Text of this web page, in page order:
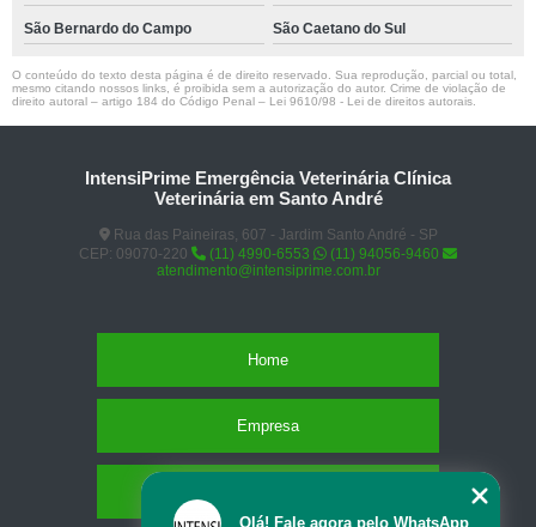
São Bernardo do Campo São Caetano do Sul
O conteúdo do texto desta página é de direito reservado. Sua reprodução, parcial ou total,
mesmo citando nossos links, é proibida sem a autorização do autor. Crime de violação de
direito autoral – artigo 184 do Código Penal – Lei 9610/98 - Lei de direitos autorais
IntensiPrime Emergência Veterinária Clínica
Veterinária em Santo André
Rua das Paineiras, 607 - Jardim Santo André - SP
CEP: 09070-220
(11) 4990-6553
(11) 94056-9460
atendimento@intensiprime.com.br
Home
Empresa
Olá! Fale agora pelo WhatsApp